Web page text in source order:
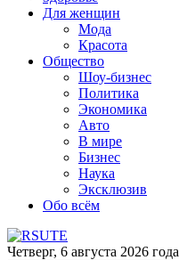
Для женщин
Мода
Красота
Общество
Шоу-бизнес
Политика
Экономика
Авто
В мире
Бизнес
Наука
Эксклюзив
Обо всём
Четверг, 6 августа 2026 года